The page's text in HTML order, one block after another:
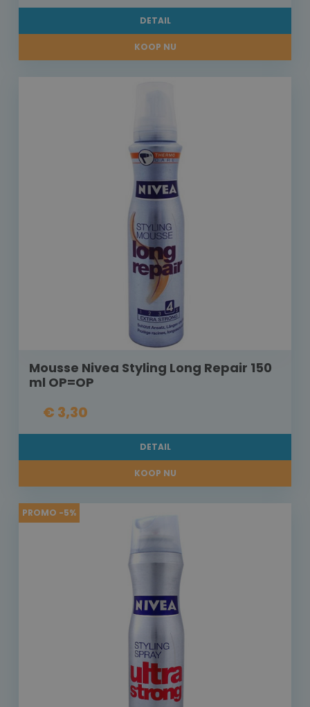
DETAIL
KOOP NU
Mousse Nivea Styling Long Repair 150
ml OP=OP
€ 3,30
DETAIL
KOOP NU
PROMO -5%